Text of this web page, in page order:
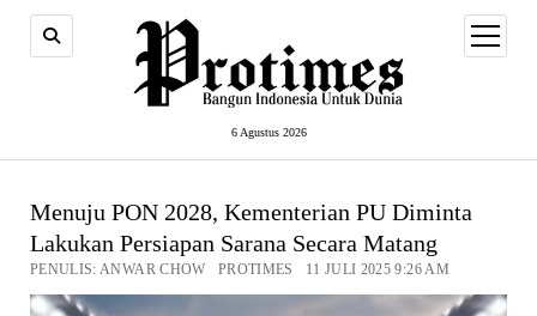
6 Agustus 2026
open
menu
Menuju PON 2028, Kementerian PU Diminta
Lakukan Persiapan Sarana Secara Matang
PENULIS: ANWAR CHOW PROTIMES 11 JULI 2025 9:26 AM